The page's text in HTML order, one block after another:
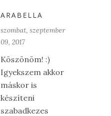
ARABELLA
szombat, szeptember
09, 2017
Köszönöm! :)
Igyekszem akkor
máskor is
készíteni
szabadkezes